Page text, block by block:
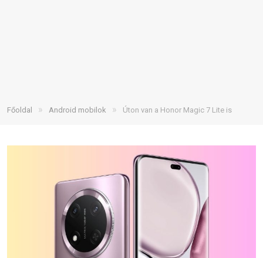
Főoldal » Android mobilok » Úton van a Honor Magic 7 Lite is